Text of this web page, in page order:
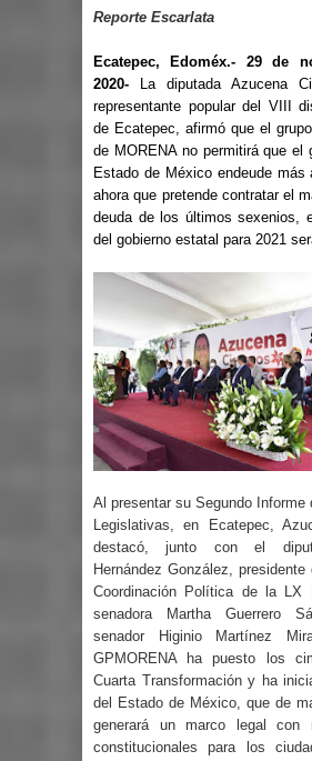
Reporte Escarlata
Ecatepec, Edoméx.- 29 de
2020- La diputada Azucena
representante popular del VIII
de Ecatepec, afirmó que el
de MORENA no permitirá que el
Estado de México endeude más
ahora que pretende contratar el
deuda de los últimos sexenios,
del gobierno estatal para 2021
Al presentar su Segundo Informe
Legislativas, en Ecatepec,
destacó, junto con el
Hernández González,
Coordinación Política de la LX
senadora Martha Guerrero
senador Higinio Martínez
GPMORENA ha puesto los
Cuarta Transformación y ha
del Estado de México, que de
generará un marco legal con
constitucionales para los